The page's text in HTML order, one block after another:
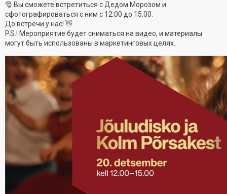
🎅 Вы сможете встретиться с Дедом Морозом и
сфотографироваться с ним с 12:00 до 15:00.
До встречи у нас! 👋
P.S.! Мероприятие будет сниматься на видео, и материалы
могут быть использованы в маркетинговых целях.